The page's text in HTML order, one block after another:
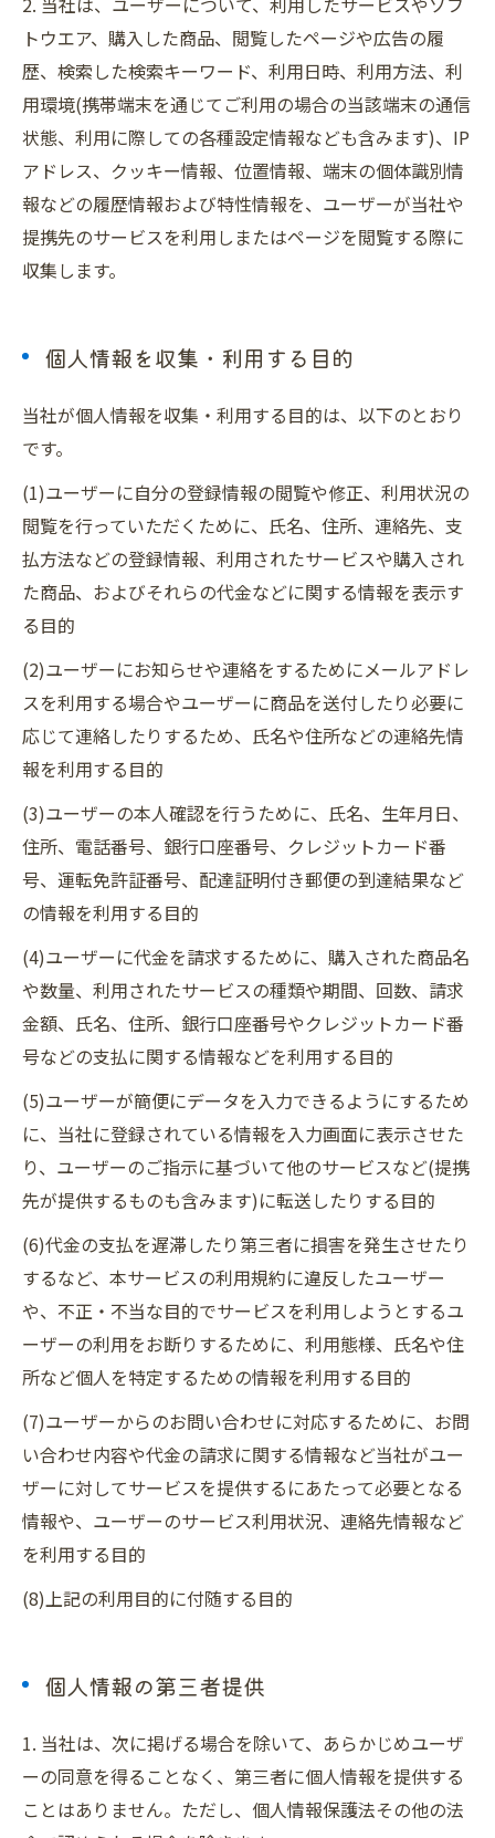
トウエア、購入した商品、閲覧したページや広告の履
歴、検索した検索キーワード、利用日時、利用方法、利
用環境(携帯端末を通じてご利用の場合の当該端末の通信
状態、利用に際しての各種設定情報なども含みます)、IP
アドレス、クッキー情報、位置情報、端末の個体識別情
報などの履歴情報および特性情報を、ユーザーが当社や
提携先のサービスを利用しまたはページを閲覧する際に
収集します。
個人情報を収集・利用する目的
当社が個人情報を収集・利用する目的は、以下のとおり
です。
(1)ユーザーに自分の登録情報の閲覧や修正、利用状況の
閲覧を行っていただくために、氏名、住所、連絡先、支
払方法などの登録情報、利用されたサービスや購入され
た商品、およびそれらの代金などに関する情報を表示す
る目的
(2)ユーザーにお知らせや連絡をするためにメールアドレ
スを利用する場合やユーザーに商品を送付したり必要に
応じて連絡したりするため、氏名や住所などの連絡先情
報を利用する目的
(3)ユーザーの本人確認を行うために、氏名、生年月日、
住所、電話番号、銀行口座番号、クレジットカード番
号、運転免許証番号、配達証明付き郵便の到達結果など
の情報を利用する目的
(4)ユーザーに代金を請求するために、購入された商品名
や数量、利用されたサービスの種類や期間、回数、請求
金額、氏名、住所、銀行口座番号やクレジットカード番
号などの支払に関する情報などを利用する目的
(5)ユーザーが簡便にデータを入力できるようにするため
に、当社に登録されている情報を入力画面に表示させた
り、ユーザーのご指示に基づいて他のサービスなど(提携
先が提供するものも含みます)に転送したりする目的
(6)代金の支払を遅滞したり第三者に損害を発生させたり
するなど、本サービスの利用規約に違反したユーザー
や、不正・不当な目的でサービスを利用しようとするユ
ーザーの利用をお断りするために、利用態様、氏名や住
所など個人を特定するための情報を利用する目的
(7)ユーザーからのお問い合わせに対応するために、お問
い合わせ内容や代金の請求に関する情報など当社がユー
ザーに対してサービスを提供するにあたって必要となる
情報や、ユーザーのサービス利用状況、連絡先情報など
を利用する目的
(8)上記の利用目的に付随する目的
個人情報の第三者提供
1. 当社は、次に掲げる場合を除いて、あらかじめユーザ
ーの同意を得ることなく、第三者に個人情報を提供する
ことはありません。ただし、個人情報保護法その他の法